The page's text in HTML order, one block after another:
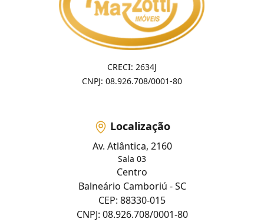
CRECI: 2634J
CNPJ: 08.926.708/0001-80
Localização
Av. Atlântica, 2160
Sala 03
Centro
Balneário Camboriú - SC
CEP: 88330-015
CNPJ: 08.926.708/0001-80